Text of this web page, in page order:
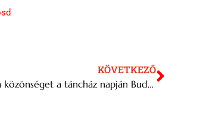
KÖVETKEZŐ
Szabadtéri programok és ünnepi gálaműsor várja a közönséget a táncház napján Budapesten